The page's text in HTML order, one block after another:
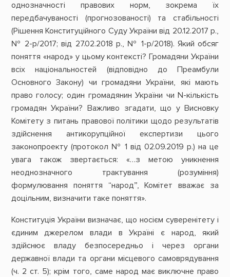
однозначності правових норм, зокрема їх
передбачуваності (прогнозованості) та стабільності
(Рішення Конституційного Суду України від 20.12.2017 р.,
№ 2-р/2017; від 27.02.2018 р., № 1-р/2018). Який обсяг
поняття «народ» у цьому контексті? Громадяни України
всіх національностей (відповідно до Преамбули
Основного Закону) чи громадяни України, які мають
право голосу; один громадянин України чи N-кількість
громадян України? Важливо згадати, що у Висновку
Комітету з питань правової політики щодо результатів
здійснення антикорупційної експертизи цього
законопроекту (протокол № 1 від 02.09.2019 р.) на це
увага також звертається: «…з метою уникнення
неоднозначного трактування (розуміння)
формулювання поняття “народ”, Комітет вважає за
доцільним, визначити таке поняття».
Конституція України визначає, що носієм суверенітету і
єдиним джерелом влади в Україні є народ, який
здійснює владу безпосередньо і через органи
державної влади та органи місцевого самоврядування
(ч. 2 ст. 5); крім того, саме народ має виключне право